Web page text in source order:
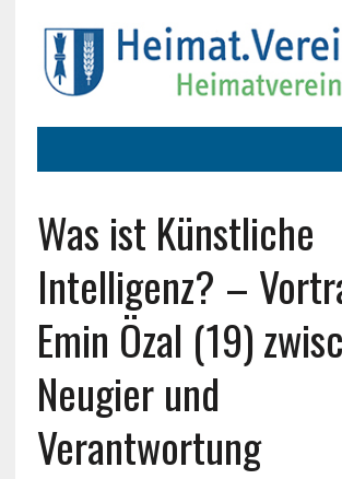
Was ist Künstliche
Intelligenz? –
Emin Özal (19)
Neugier und
Verantwortung